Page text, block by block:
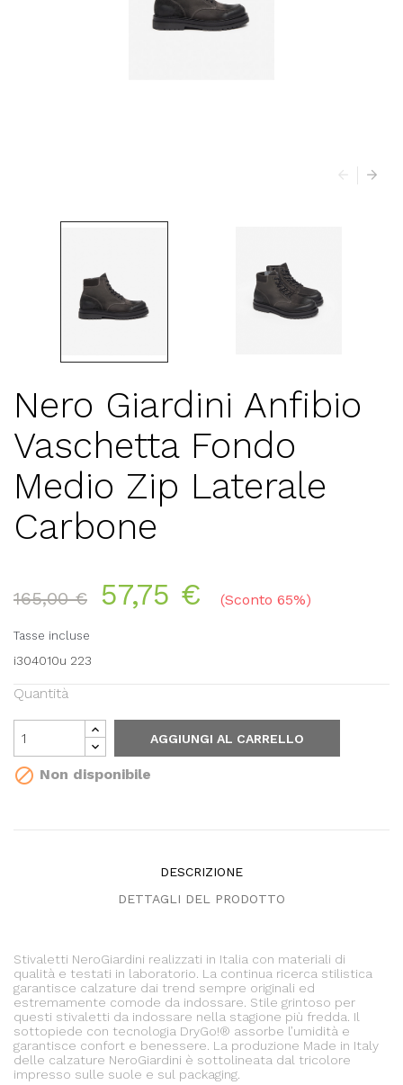
Nero Giardini Anfibio
Vaschetta Fondo
Medio Zip Laterale
Carbone
165,00 € 57,75 € Sconto 65%
Tasse incluse
i304010u 223
Quantità
AGGIUNGI AL CARRELLO
 Non disponibile
DESCRIZIONE
DETTAGLI DEL PRODOTTO
Stivaletti NeroGiardini realizzati in Italia con materiali di
qualità e testati in laboratorio. La continua ricerca stilistica
garantisce calzature dai trend sempre originali ed
estremamente comode da indossare. Stile grintoso per
questi stivaletti da indossare nella stagione più fredda. Il
sottopiede con tecnologia DryGo!® assorbe l’umidità e
garantisce confort e benessere. La produzione Made in Italy
delle calzature NeroGiardini è sottolineata dal tricolore
impresso sulle suole e sul packaging.